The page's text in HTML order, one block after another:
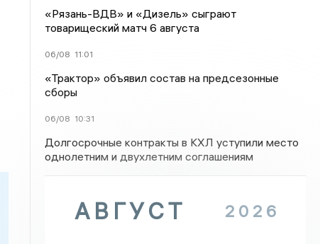
«Рязань-ВДВ» и «Дизель» сыграют
товарищеский матч 6 августа
06/08 11:01
«Трактор» объявил состав на предсезонные
сборы
06/08 10:31
Долгосрочные контракты в КХЛ уступили место
однолетним и двухлетним соглашениям
АВГУСТ 2026